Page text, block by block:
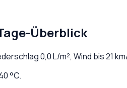
Überblick
0,0L/m², Wind bis21
°C.